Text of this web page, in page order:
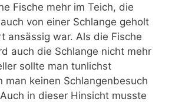
Fische mehr im Teich, die
von einer Schlange geholt
ansässig war. Als die Fische
auch die Schlange nicht mehr
sollte man tunlichst
man keinen Schlangenbesuch
in dieser Hinsicht musste